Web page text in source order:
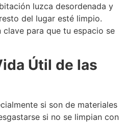
luzca desordenada y
del lugar esté limpio.
para que tu espacio se
Útil de las
si son de materiales
si no se limpian con